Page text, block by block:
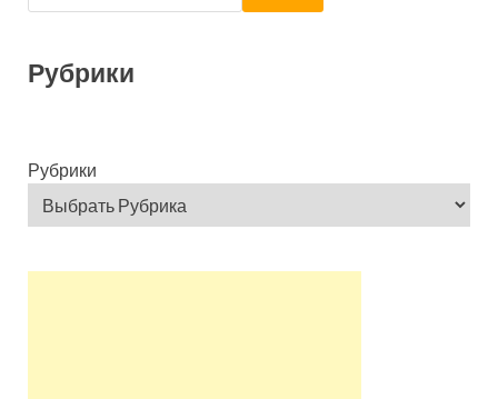
Рубрики
Рубрики